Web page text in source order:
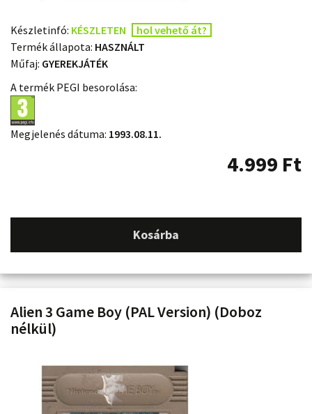
Készletinfó: KÉSZLETEN
hol vehető át?
Termék állapota: HASZNÁLT
Műfaj: GYEREKJÁTÉK
A termék PEGI besorolása:
Megjelenés dátuma: 1993.08.11.
4.999 Ft
Kosárba
Alien 3 Game Boy (PAL Version) (Doboz
nélkül)